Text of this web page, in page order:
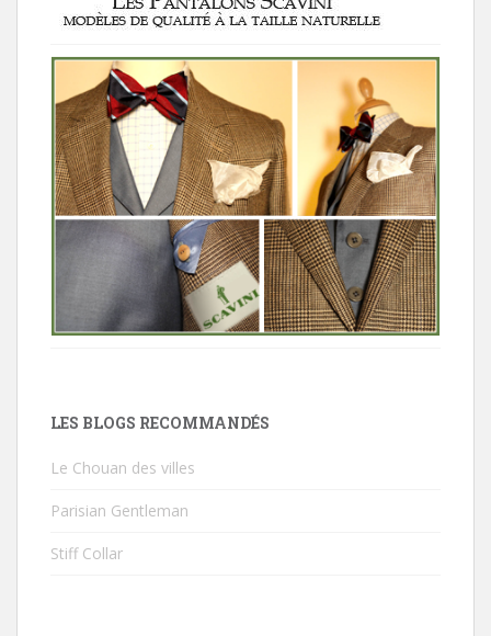
LES BLOGS RECOMMANDÉS
Le Chouan des villes
Parisian Gentleman
Stiff Collar